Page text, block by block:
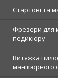
Стартові та
Фрезери для
педикюру
Витяжка
манікюрного